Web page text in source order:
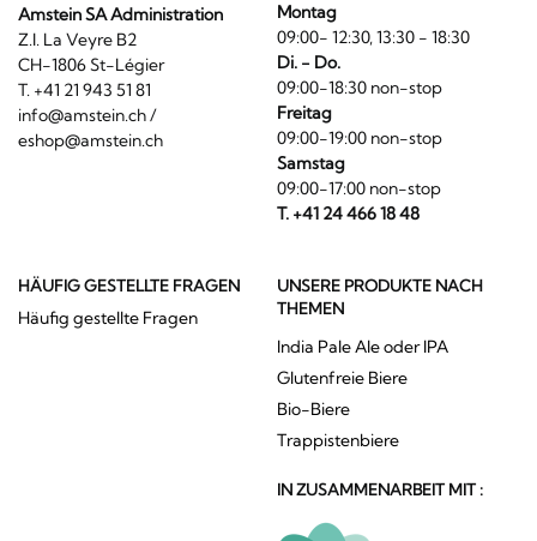
Amstein SA Administration
Z.I. La Veyre B2
CH-1806 St-Légier
T. +41 21 943 51 81
info@amstein.ch/
eshop@amstein.ch
Montag
09:00- 12:30, 13:30 - 18:30
Di. - Do.
09:00-18:30 non-stop
Freitag
09:00-19:00 non-stop
Samstag
09:00-17:00 non-stop
T. +41 24 466 18 48
HÄUFIG GESTELLTE FRAGEN
Häufig gestellte Fragen
UNSERE PRODUKTE NACH
THEMEN
India Pale Ale oder IPA
Glutenfreie Biere
Bio-Biere
Trappistenbiere
IN ZUSAMMENARBEIT MIT :